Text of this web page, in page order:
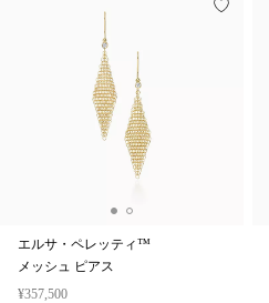
エルサ・ペレッティ™
メッシュ ピアス
¥357,500